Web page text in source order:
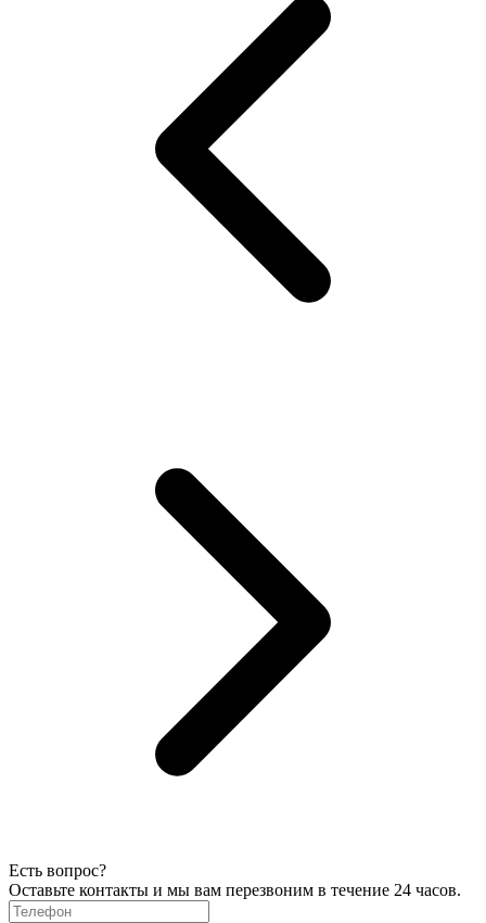
Есть вопрос?
Оставьте контакты и мы вам перезвоним в течение 24 часов.